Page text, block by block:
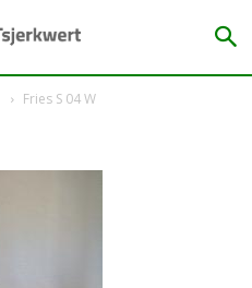
Fries S 04 W